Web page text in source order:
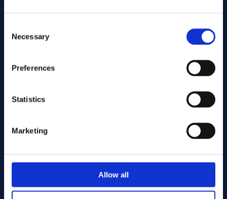
Selection
Necessary
Preferences
Statistics
Marketing
Allow all
Associerade produkter